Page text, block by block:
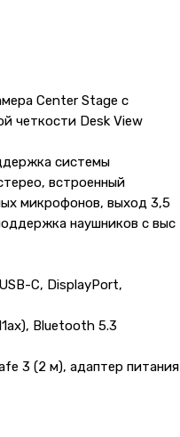
Center Stage с
четкости Desk View
системы
встроенный
микрофонов, выход 3,5
наушников с выс
C, DisplayPort,
Bluetooth 5.3
3 (2 м), адаптер питания